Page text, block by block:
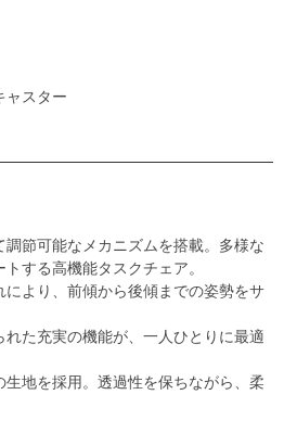
ャスター
節可能なメカニズムを搭載。多様な
する高機能タスクチェア。
により、前傾から後傾までの姿勢をサ
れた充実の機能が、一人ひとりに最適
地を採用。透過性を保ちながら、柔